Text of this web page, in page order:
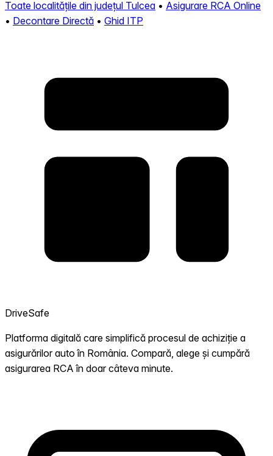
Toate localitățile din județul Tulcea • Asigurare RCA Online
• Decontare Directă • Ghid ITP
DriveSafe
Platforma digitală care simplifică procesul de achiziție a
asigurărilor auto în România. Compară, alege și cumpără
asigurarea RCA în doar câteva minute.